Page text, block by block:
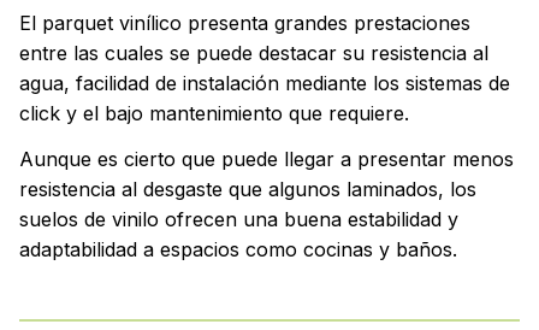
El parquet vinílico presenta grandes prestaciones
entre las cuales se puede destacar su resistencia al
agua, facilidad de instalación mediante los sistemas de
click y el bajo mantenimiento que requiere.
Aunque es cierto que puede llegar a presentar menos
resistencia al desgaste que algunos laminados, los
suelos de vinilo ofrecen una buena estabilidad y
adaptabilidad a espacios como cocinas y baños.